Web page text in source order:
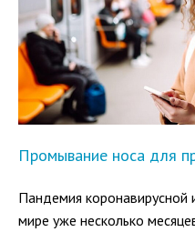
Промывание носа для
Пандемия коронавирусной
мире уже несколько